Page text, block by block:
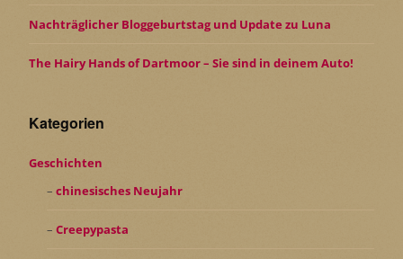
Nachträglicher Bloggeburtstag und Update zu Luna
The Hairy Hands of Dartmoor – Sie sind in deinem Auto!
Kategorien
Geschichten
chinesisches Neujahr
Creepypasta